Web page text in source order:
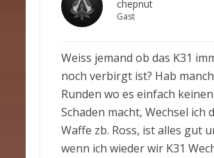
chepnut
Gast
Weiss jemand ob das K31
noch verbirgt ist? Hab
Runden wo es einfach keinen
Schaden macht, Wechsel ich
Waffe zb. Ross, ist alles gut
wenn ich wieder wir K31